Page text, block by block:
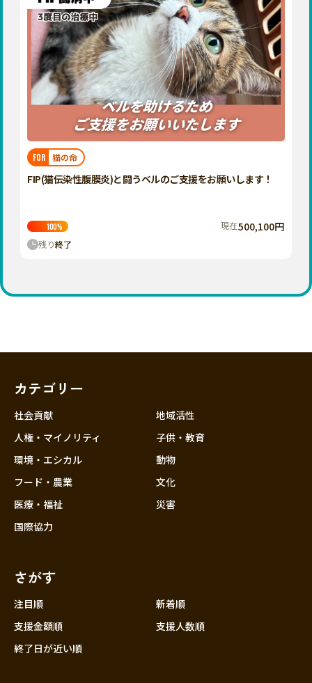
秋田
山形
福島
関東
茨城
栃木
神奈川
石川
近畿
中国
三重 滋賀 京都 大阪
兵庫
奈良
和歌山
鳥取 島根 岡山 広島 山口
四国
愛媛 高知
福岡 佐賀
宮崎
鹿児島
FOR 猫の命
FIP(猫伝染性腹膜炎)と闘うベルのご支援をお願いします！
100% 現在500,100円
残り終了
カテゴリー
社会貢献
人権・マイノリティ
環境・エシカル
フード・農業
医療・福祉
国際協力
地域活性
子供・教育
動物
文化
災害
さがす
注目順
新着順
支援金額順
支援人数順
終了日が近い順